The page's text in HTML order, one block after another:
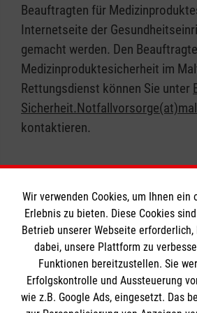
einem Café bei Kaffee und
Runde zu Klönen. Nach der
Malteser gerne dabei, die Waren
Beauftragten für
Internetseite der
gemacht werden. Den
Medizinproduktesicherheit im
Rettungsdienst können Sie unter
kontaktieren.
Informationen
Impressum
Datenschutz
Wir verwenden Cookies, um Ihnen ein
Erlebnis zu bieten. Diese Cookies
Betrieb unserer Webseite
dabei, unsere Plattform zu
Funktionen bereitzustellen. Sie
Erfolgskontrolle und Aussteuerung
wie z.B. Google Ads, eingesetzt. Das